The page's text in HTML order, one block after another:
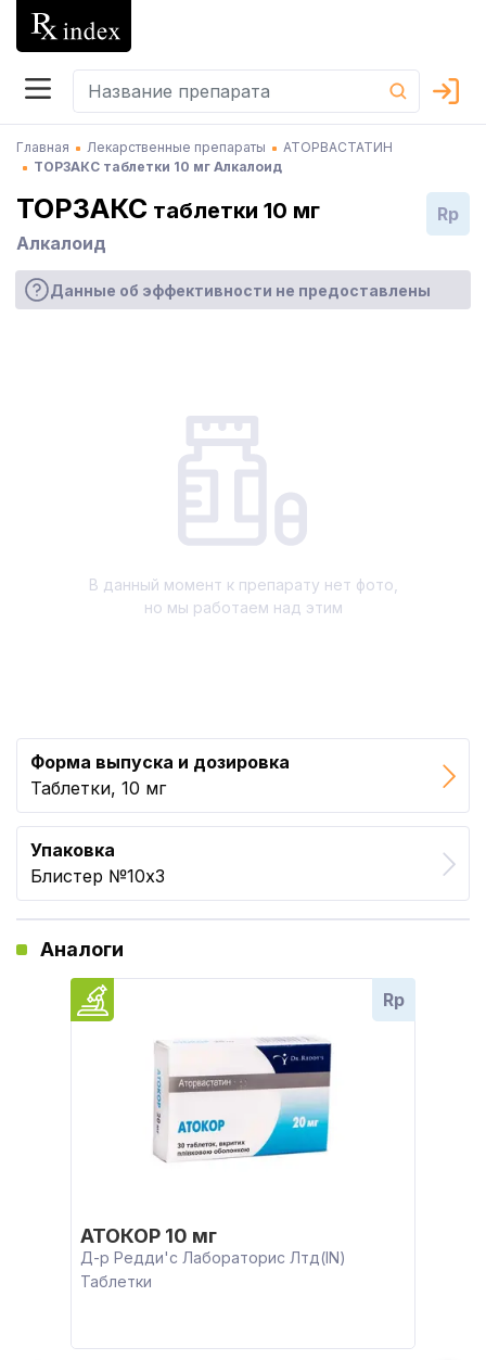
Главная Лекарственные препараты
АТОРВАСТАТИН
ТОРЗАКС таблетки 10 мг Алкалоид
ТОРЗАКС таблетки 10 мг
Алкалоид
Rp
Данные об эффективности не предоставлены
В данный момент к препарату нет фото,
но мы работаем над этим
Форма выпуска и дозировка
Таблетки, 10 мг
Упаковка
Блистер №10x3
Аналоги
Rp
АТОКОР 10 мг
Д-р Редди'с Лабораторис Лтд(IN)
Таблетки